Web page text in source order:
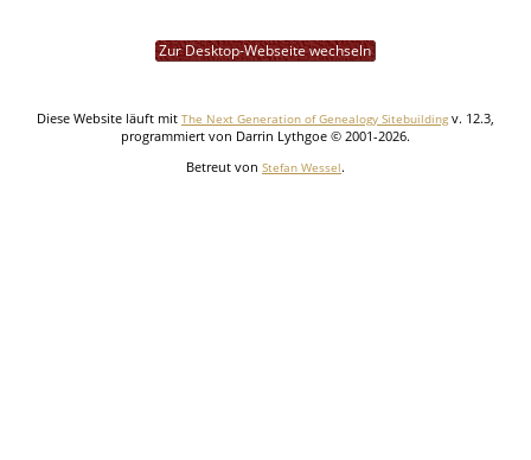
Zur Desktop-Webseite wechseln
Diese Website läuft mit The Next Generation of Genealogy Sitebuilding v. 12.3,
programmiert von Darrin Lythgoe © 2001-2026.
Betreut von Stefan Wessel.